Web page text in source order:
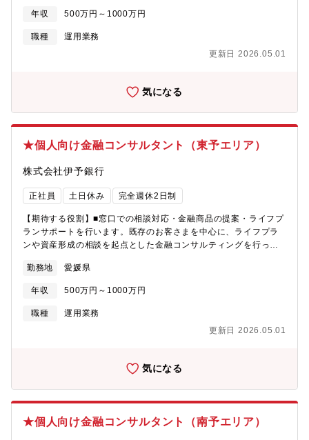
初任地：愛媛県松山市三番町4-7-2東京、大阪、松山、長崎に全国
中長期的な提案・既存顧客との継続的な面談・フォローアップ・
店舗内の専門担当（ローン、法人、相続等）との連携によるチー
ム提案・お客さまからの紹介を中心とした関係構築型営業・窓口
国トップシェアの圧倒的営業基盤で働ける ・ワークライ
年収 500万円～1000万円
職種
運用業務
更新日 2026.05.01
気になる
★個人向け金融コンサルタント（東予エリア）
株式会社伊予銀行
正社員 土日休み 完全週休2日制
【期待する役割】■窓口での相談対応・金融商品の提案・ライフプ
ランサポートを行います。既存のお客さまを中心に、ライフプラ
ンや資産形成の相談を起点とした金融コンサルティングを行って
保障設計のご提案・投資信託、保険、各種ローンを組み合わせた
中長期的な提案・既存顧客との継続的な面談・フォローアップ・
店舗内の専門担当（ローン、法人、相続等）との連携によるチー
ム提案・お客さまからの紹介を中心とした関係構築型営業・窓口
国トップシェアの圧倒的営業基盤で働ける ・ワークライ
勤務地 愛媛県
年収 500万円～1000万円
職種
運用業務
更新日 2026.05.01
気になる
★個人向け金融コンサルタント（南予エリア）